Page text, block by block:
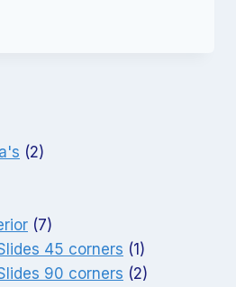
22
77
producten
45 corners 1 1
product
90 corners 22